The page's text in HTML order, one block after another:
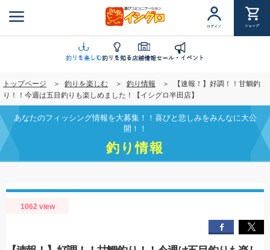
ン
ツ
移
動
ログイン ショップ
釣りを楽しむ釣りを知る店舗情報セール・イベント
トップページ 釣りを楽しむ 釣り情報
【速報！】好調！！甘鯛釣
り！！今週は五目釣りも楽しめました！【イシグロ半田店】
あなたのフィッシング情報を大募集！！喜びと悲しみをみんなに大公
開！！
釣り情報
1062 view